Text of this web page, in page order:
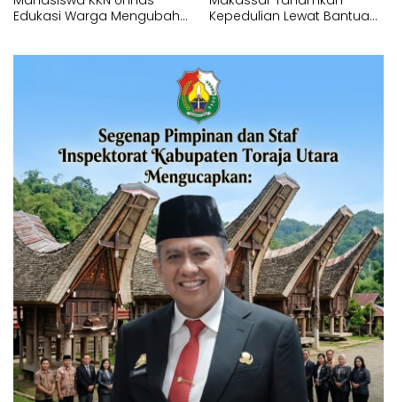
Edukasi Warga Mengubah
Kepedulian Lewat Bantuan